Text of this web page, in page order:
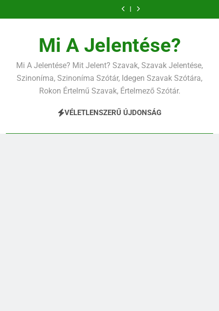
a
Mi A Jelentése?
Mi A Jelentése? Mit Jelent? Szavak, Szavak Jelentése,
Szinoníma, Szinoníma Szótár, Idegen Szavak Szótára,
Rokon Értelmű Szavak, Értelmező Szótár.
VÉLETLENSZERŰ ÚJDONSÁG